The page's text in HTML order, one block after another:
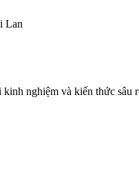
Lan
nghiệm và kiến thức sâu